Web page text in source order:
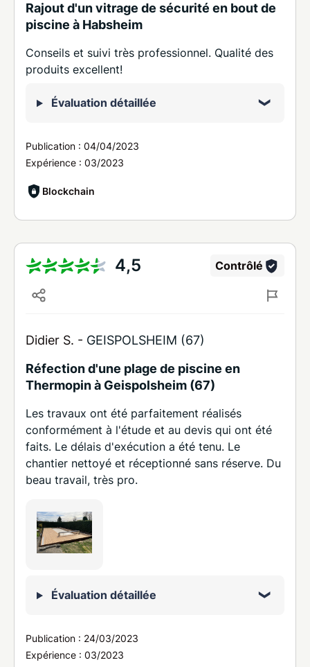
Rajout d'un vitrage de sécurité en bout de
piscine à Habsheim
Conseils et suivi très professionnel. Qualité des
produits excellent!
Évaluation détaillée
Publication : 04/04/2023
Expérience : 03/2023
Blockchain
4,5 Contrôlé
Didier S. - GEISPOLSHEIM (67)
Réfection d'une plage de piscine en
Thermopin à Geispolsheim (67)
Les travaux ont été parfaitement réalisés
conformément à l'étude et au devis qui ont été
faits. Le délais d'exécution a été tenu. Le
chantier nettoyé et réceptionné sans réserve. Du
beau travail, très pro.
Évaluation détaillée
Publication : 24/03/2023
Expérience : 03/2023